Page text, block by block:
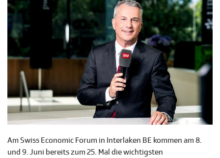
Am Swiss Economic Forum in Interlaken BE kommen am 8.
und 9. Juni bereits zum 25. Mal die wichtigsten